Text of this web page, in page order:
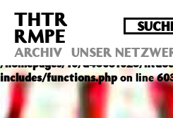
Deprecated : Die Funktion
Version 4.4.0 veraltet! Verwende
get_permalink(). in
/homepages/10/d43051023/
includes/functions.phpon line
THTR
RMPE
ARCHIV UNSER